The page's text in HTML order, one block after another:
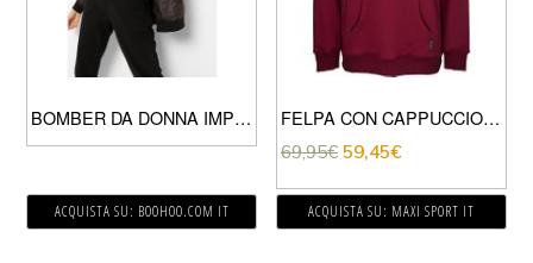
BOMBER DA DONNA IMPERMEABILE FIT, NERO
ACQUISTA SU: BOOHOO.COM IT
FELPA CON CAPPUCCIO ARRAY RAGLAN
69,95€ 59,45€
ACQUISTA SU: MAXI SPORT IT